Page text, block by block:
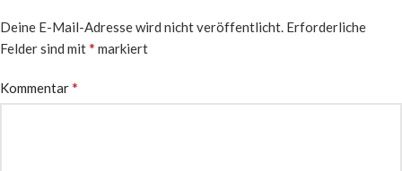
Deine E-Mail-Adresse wird nicht veröffentlicht. Erforderliche
Felder sind mit* markiert
Kommentar*